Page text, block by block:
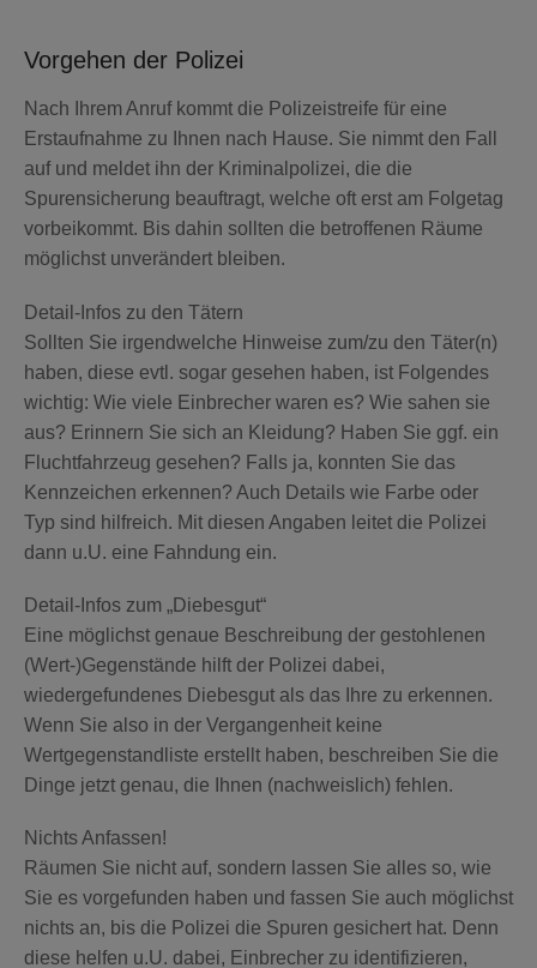
Vorgehen der Polizei
Nach Ihrem Anruf kommt die Polizeistreife für eine
Erstaufnahme zu Ihnen nach Hause. Sie nimmt den Fall
auf und meldet ihn der Kriminalpolizei, die die
Spurensicherung beauftragt, welche oft erst am Folgetag
vorbeikommt. Bis dahin sollten die betroffenen Räume
möglichst unverändert bleiben.
Detail-Infos zu den Tätern
Sollten Sie irgendwelche Hinweise zum/zu den Täter(n)
haben, diese evtl. sogar gesehen haben, ist Folgendes
wichtig: Wie viele Einbrecher waren es? Wie sahen sie
aus? Erinnern Sie sich an Kleidung? Haben Sie ggf. ein
Fluchtfahrzeug gesehen? Falls ja, konnten Sie das
Kennzeichen erkennen? Auch Details wie Farbe oder
Typ sind hilfreich. Mit diesen Angaben leitet die Polizei
dann u.U. eine Fahndung ein.
Detail-Infos zum „Diebesgut“
Eine möglichst genaue Beschreibung der gestohlenen
(Wert-)Gegenstände hilft der Polizei dabei,
wiedergefundenes Diebesgut als das Ihre zu erkennen.
Wenn Sie also in der Vergangenheit keine
Wertgegenstandliste erstellt haben, beschreiben Sie die
Dinge jetzt genau, die Ihnen (nachweislich) fehlen.
Nichts Anfassen!
Räumen Sie nicht auf, sondern lassen Sie alles so, wie
Sie es vorgefunden haben und fassen Sie auch möglichst
nichts an, bis die Polizei die Spuren gesichert hat. Denn
diese helfen u.U. dabei, Einbrecher zu identifizieren,